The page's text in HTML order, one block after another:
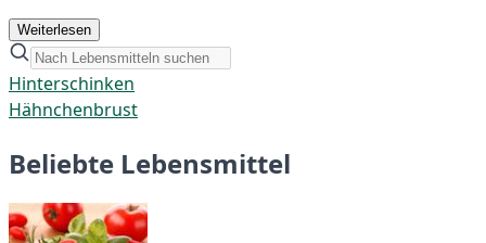
Weiterlesen
Hinterschinken
Hähnchenbrust
Beliebte Lebensmittel